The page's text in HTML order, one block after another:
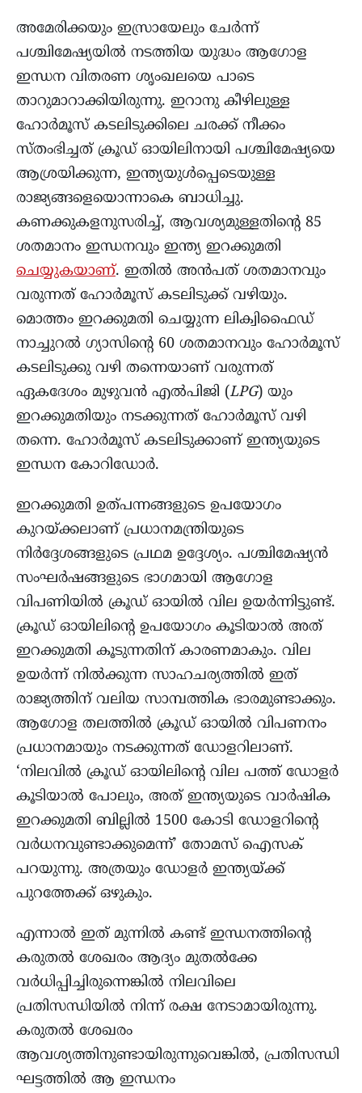
അമേരിക്കയും ഇസ്രായേലും ചേർന്ന്
പശ്ചിമേഷ്യയിൽ നടത്തിയ യുദ്ധം ആഗോള
ഇന്ധന വിതരണ ശൃംഖലയെ പാടെ
താറുമാറാക്കിയിരുന്നു. ഇറാനു കീഴിലുള്ള
ഹോർമൂസ് കടലിടുക്കിലെ ചരക്ക് നീക്കം
സ്തംഭിച്ചത് ക്രൂഡ് ഓയിലിനായി പശ്ചിമേഷ്യയെ
ആശ്രയിക്കുന്ന, ഇന്ത്യയുൾപ്പെടെയുള്ള
രാജ്യങ്ങളെയൊന്നാകെ ബാധിച്ചു.
കണക്കുകളനുസരിച്ച്, ആവശ്യമുള്ളതിന്റെ 85
ശതമാനം ഇന്ധനവും ഇന്ത്യ ഇറക്കുമതി
ചെയ്യുകയാണ്. ഇതിൽ അൻപത് ശതമാനവും
വരുന്നത് ഹോർമൂസ് കടലിടുക്ക് വഴിയും.
മൊത്തം ഇറക്കുമതി ചെയ്യുന്ന ലിക്വിഫൈഡ്
നാച്ചുറൽ ഗ്യാസിന്റെ 60 ശതമാനവും ഹോർമൂസ്
കടലിടുക്കു വഴി തന്നെയാണ് വരുന്നത്
ഏകദേശം മുഴുവൻ എൽപിജി (LPG) യും
ഇറക്കുമതിയും നടക്കുന്നത് ഹോർമൂസ് വഴി
തന്നെ. ഹോർമൂസ് കടലിടുക്കാണ് ഇന്ത്യയുടെ
ഇന്ധന കോറിഡോർ.
ഇറക്കുമതി ഉത്പന്നങ്ങളുടെ ഉപയോഗം
കുറയ്ക്കലാണ് പ്രധാനമന്ത്രിയുടെ
നിർദ്ദേശങ്ങളുടെ പ്രഥമ ഉദ്ദേശ്യം. പശ്ചിമേഷ്യൻ
സംഘർഷങ്ങളുടെ ഭാഗമായി ആഗോള
വിപണിയിൽ ക്രൂഡ് ഓയിൽ വില ഉയർന്നിട്ടുണ്ട്.
ക്രൂഡ് ഓയിലിന്റെ ഉപയോഗം കൂടിയാൽ അത്
ഇറക്കുമതി കൂടുന്നതിന് കാരണമാകും. വില
ഉയർന്ന് നിൽക്കുന്ന സാഹചര്യത്തിൽ ഇത്
രാജ്യത്തിന് വലിയ സാമ്പത്തിക ഭാരമുണ്ടാക്കും.
ആഗോള തലത്തിൽ ക്രൂഡ് ഓയിൽ വിപണനം
പ്രധാനമായും നടക്കുന്നത് ഡോളറിലാണ്.
‘നിലവിൽ ക്രൂഡ് ഓയിലിന്റെ വില പത്ത് ഡോളർ
കൂടിയാൽ പോലും, അത് ഇന്ത്യയുടെ വാർഷിക
ഇറക്കുമതി ബില്ലിൽ 1500 കോടി ഡോളറിന്റെ
വർധനവുണ്ടാക്കുമെന്ന്’ തോമസ് ഐസക്
പറയുന്നു. അത്രയും ഡോളർ ഇന്ത്യയ്ക്ക്
പുറത്തേക്ക് ഒഴുകും.
എന്നാൽ ഇത് മുന്നിൽ കണ്ട് ഇന്ധനത്തിന്റെ
കരുതൽ ശേഖരം ആദ്യം മുതൽക്കേ
വർധിപ്പിച്ചിരുന്നെങ്കിൽ നിലവിലെ
പ്രതിസന്ധിയിൽ നിന്ന് രക്ഷ നേടാമായിരുന്നു.
കരുതൽ ശേഖരം
ആവശ്യത്തിനുണ്ടായിരുന്നുവെങ്കിൽ, പ്രതിസന്ധി
ഘട്ടത്തിൽ ആ ഇന്ധനം